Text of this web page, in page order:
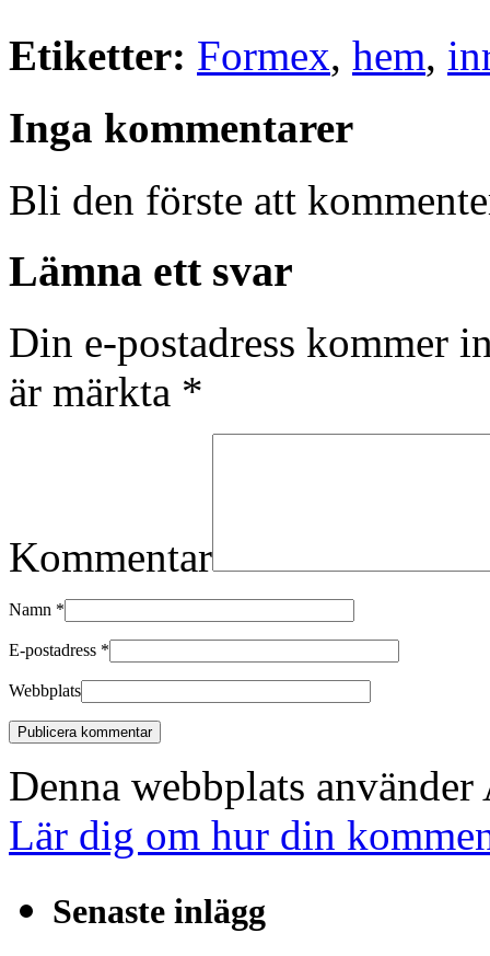
Etiketter: Formex, hem,
Inga kommentarer
Bli den förste att
Lämna ett svar
Din e-postadress kommer
är märkta *
Kommentar
Namn *
E-postadress *
Webbplats
Denna webbplats
Lär dig om hur din
Senaste inlägg